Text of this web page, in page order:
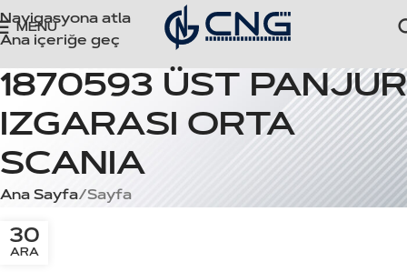
Navigasyona atla
Ana içeriğe geç
MENÜ
1870593 ÜST PANJUR
IZGARASI ORTA
SCANIA
Ana Sayfa Sayfa
30
ARA